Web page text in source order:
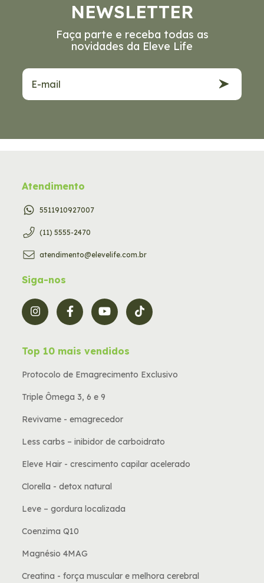
NEWSLETTER
Faça parte e receba todas as
novidades da Eleve Life
Atendimento
5511910927007
(11) 5555-2470
atendimento@elevelife.com.br
Siga-nos
Top 10 mais vendidos
Protocolo de Emagrecimento Exclusivo
Triple Ômega 3, 6 e 9
Revivame - emagrecedor
Less carbs – inibidor de carboidrato
Eleve Hair - crescimento capilar acelerado
Clorella - detox natural
Leve – gordura localizada
Coenzima Q10
Magnésio 4MAG
Creatina - força muscular e melhora cerebral